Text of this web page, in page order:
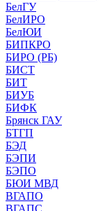
БелГУ
БелИРО
БелЮИ
БИПКРО
БИРО (РБ)
БИСТ
БИТ
БИУБ
БИФК
Брянск ГАУ
БТГП
БЭД
БЭПИ
БЭПО
БЮИ МВД
ВГАПО
ВГАПС